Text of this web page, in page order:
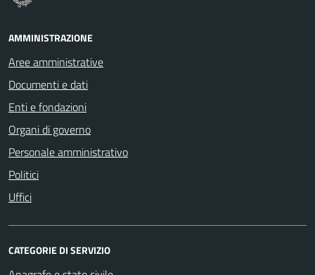
AMMINISTRAZIONE
Aree amministrative
Documenti e dati
Enti e fondazioni
Organi di governo
Personale amministrativo
Politici
Uffici
CATEGORIE DI SERVIZIO